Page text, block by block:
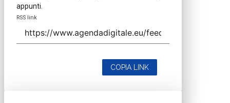
appunti.
RSS link
COPIA LINK